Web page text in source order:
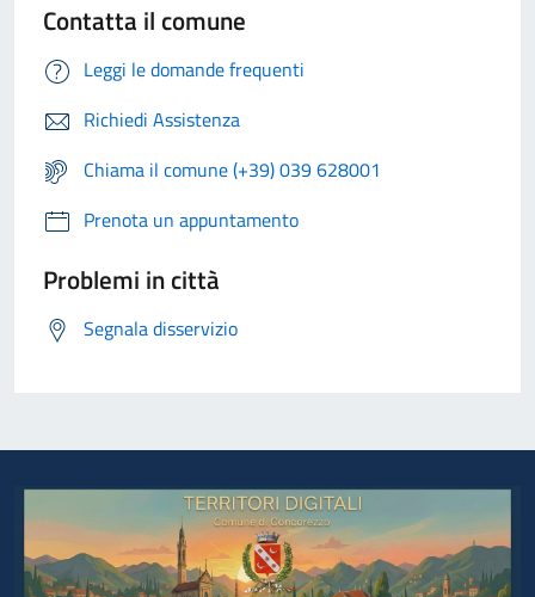
Contatta il comune
Leggi le domande frequenti
Richiedi Assistenza
Chiama il comune (+39) 039 628001
Prenota un appuntamento
Problemi in città
Segnala disservizio